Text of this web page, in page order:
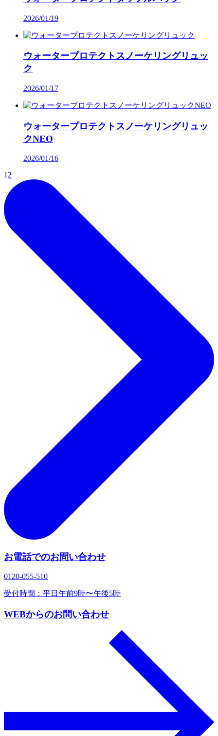
2026/01/19
ウォータープロテクトスノーケリングリュッ
ク
2026/01/17
ウォータープロテクトスノーケリングリュッ
クNEO
2026/01/16
12
お電話でのお問い合わせ
0120‐055‐510
受付時間：平日午前9時〜午後5時
WEBからのお問い合わせ